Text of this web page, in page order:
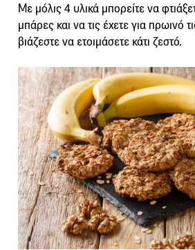
Με μόλις 4 υλικά μπορείτε να
μπάρες και να τις έχετε για πρωινό
βιάζεστε να ετοιμάσετε κάτι ζεστό.